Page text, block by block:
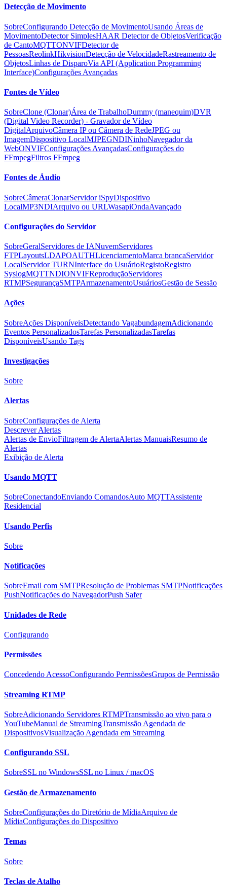
Detecção de Movimento
SobreConfigurando Detecção de MovimentoUsando Áreas de
MovimentoDetector SimplesHAAR Detector de ObjetosVerificação
de CantoMQTTONVIFDetector de
PessoasReolinkHikvisionDetecção de VelocidadeRastreamento de
ObjetosLinhas de DisparoVia API (Application Programming
Interface)Configurações Avançadas
Fontes de Vídeo
SobreClone (Clonar)Área de TrabalhoDummy (manequim)DVR
(Digital Video Recorder) - Gravador de Vídeo
DigitalArquivoCâmera IP ou Câmera de RedeJPEG ou
ImagemDispositivo LocalMJPEGNDINinhoNavegador da
WebONVIFConfigurações AvançadasConfigurações do
FFmpegFiltros FFmpeg
Fontes de Áudio
SobreCâmeraClonarServidor iSpyDispositivo
LocalMP3NDIArquivo ou URLWasapiOndaAvançado
Configurações do Servidor
SobreGeralServidores de IANuvemServidores
FTPLayoutsLDAPOAUTHLicenciamentoMarca brancaServidor
LocalServidor TURNInterface do UsuárioRegistoRegistro
SyslogMQTTNDIONVIFReproduçãoServidores
RTMPSegurançaSMTPArmazenamentoUsuáriosGestão de Sessão
Ações
SobreAções DisponíveisDetectando VagabundagemAdicionando
Eventos PersonalizadosTarefas PersonalizadasTarefas
DisponíveisUsando Tags
Investigações
Sobre
Alertas
SobreConfigurações de Alerta
Descrever Alertas
Alertas de EnvioFiltragem de AlertaAlertas ManuaisResumo de
Alertas
Exibição de Alerta
Usando MQTT
SobreConectandoEnviando ComandosAuto MQTTAssistente
Residencial
Usando Perfis
Sobre
Notificações
SobreEmail com SMTPResolução de Problemas SMTPNotificações
PushNotificações do NavegadorPush Safer
Unidades de Rede
Configurando
Permissões
Concedendo AcessoConfigurando PermissõesGrupos de Permissão
Streaming RTMP
SobreAdicionando Servidores RTMPTransmissão ao vivo para o
YouTubeManual de StreamingTransmissão Agendada de
DispositivosVisualização Agendada em Streaming
Configurando SSL
SobreSSL no WindowsSSL no Linux / macOS
Gestão de Armazenamento
SobreConfigurações do Diretório de MídiaArquivo de
MídiaConfigurações do Dispositivo
Temas
Sobre
Teclas de Atalho